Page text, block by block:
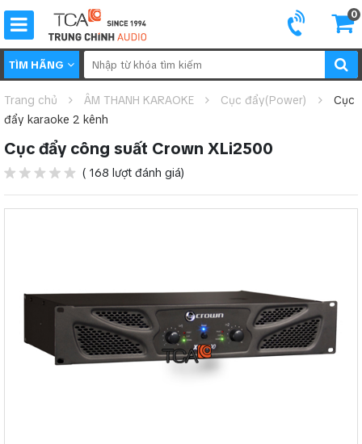
0
TÌM HÃNG
Trang chủ ÂM THANH KARAOKE Cục đẩy(Power)
Cục
đẩy karaoke 2 kênh
Cục đẩy công suất Crown XLi2500
( 168 lượt đánh giá)